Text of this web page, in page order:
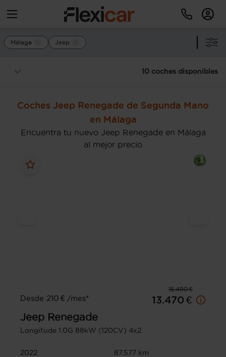
Málaga Jeep
10 coches disponibles
Coches Jeep Renegade de Segunda Mano
en Málaga
Encuentra tu nuevo Jeep Renegade en Málaga
al mejor precio
15.490 €
Desde 210 € /mes*
13.470 €
Jeep Renegade
Longitude 1.0G 88kW (120CV) 4x2
2022
87.577 km